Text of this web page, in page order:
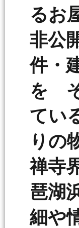
るお
非公
件・
を
てい
りの
禅寺
琶湖
細や